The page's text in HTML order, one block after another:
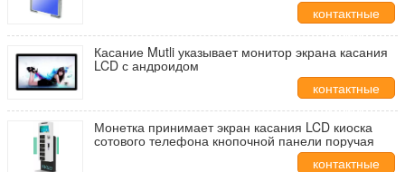
контактные
данные
Касание Mutli указывает монитор экрана касания
LCD с андроидом
контактные
данные
Монетка принимает экран касания LCD киоска
сотового телефона кнопочной панели поручая
контактные